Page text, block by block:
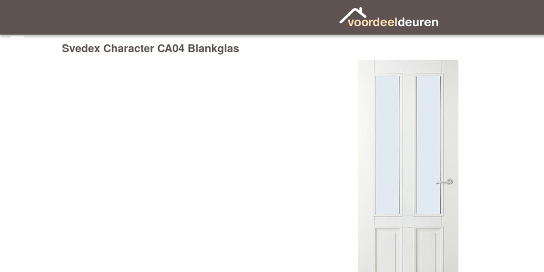
Svedex Character CA04 Blankglas